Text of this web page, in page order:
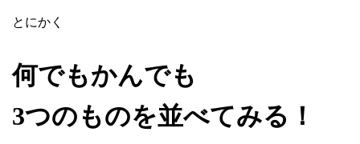
とにかく
何でもかんでも
3つのものを並べてみる！